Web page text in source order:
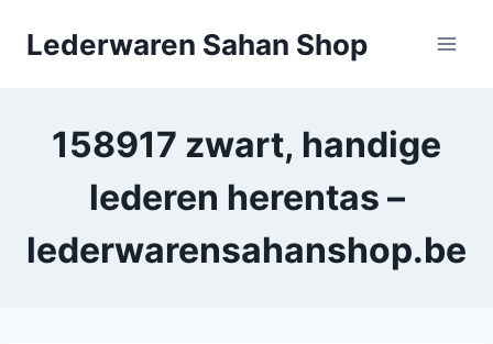
Lederwaren Sahan Shop
158917 zwart, handige
lederen herentas –
lederwarensahanshop.be